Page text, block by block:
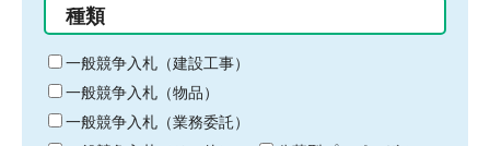
る
キ
ー
ワ
ー
種類
一般競争入札（建設工事）
一般競争入札（物品）
一般競争入札（業務委託）